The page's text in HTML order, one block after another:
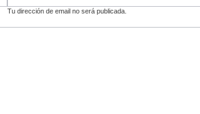
Tu dirección de email no será publicada.